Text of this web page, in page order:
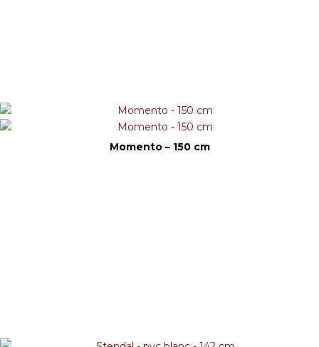
Momento – 150 cm